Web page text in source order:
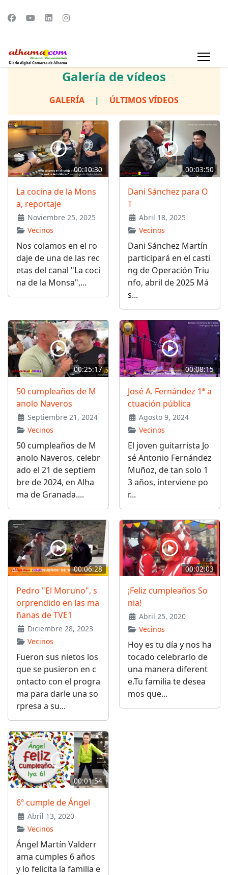
Galería de vídeos
GALERÍA | ÚLTIMOS VÍDEOS
00:10:30
La cocina de la Mons
a, reportaje
Noviembre 25, 2025
Vecinos
Nos colamos en el ro
daje de una de las rec
etas del canal "La coci
na de la Monsa",...
00:03:50
Dani Sánchez para O
T
Abril 18, 2025
Vecinos
Dani Sánchez Martín
participará en el casti
ng de Operación Triu
nfo, abril de 2025 Má
s...
00:25:17
50 cumpleaños de M
anolo Naveros
Septiembre 21, 2024
Vecinos
50 cumpleaños de M
anolo Naveros, celebr
ado el 21 de septiem
bre de 2024, en Alha
ma de Granada....
00:08:15
José A. Fernández 1ª a
ctuación pública
Agosto 9, 2024
Vecinos
El joven guitarrista Jo
sé Antonio Fernández
Muñoz, de tan solo 1
3 años, interviene po
r...
00:06:28
Pedro "El Moruno", s
orprendido en las ma
ñanas de TVE1
Diciembre 28, 2023
Vecinos
Fueron sus nietos los
que se pusieron en c
ontacto con el progra
ma para darle una so
rpresa a su...
00:02:03
¡Feliz cumpleaños So
nia!
Abril 25, 2020
Vecinos
Hoy es tu día y nos ha
tocado celebrarlo de
una manera diferent
e.Tu familia te desea
mos que...
00:01:54
6º cumple de Ángel
Abril 13, 2020
Vecinos
Ángel Martín Valderr
ama cumples 6 años
y lo felicita la familia e